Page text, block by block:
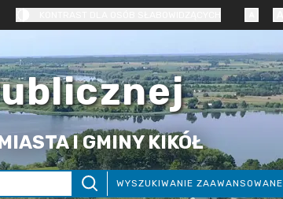
I GMINY KIKÓŁ
WYSZUKIWANIE ZAAWANSOWANE